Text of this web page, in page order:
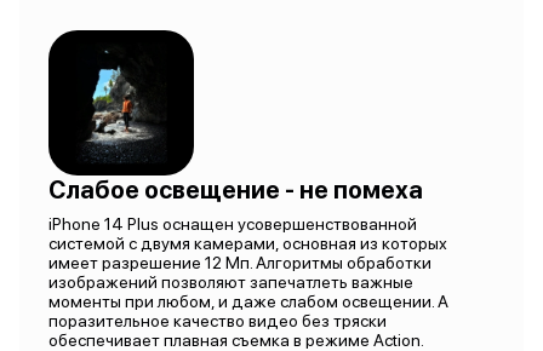
Слабое освещение - не помеха
iPhone 14 Plus оснащен усовершенствованной
системой с двумя камерами, основная из которых
имеет разрешение 12 Мп. Алгоритмы обработки
изображений позволяют запечатлеть важные
моменты при любом, и даже слабом освещении. А
поразительное качество видео без тряски
обеспечивает плавная съемка в режиме Action.